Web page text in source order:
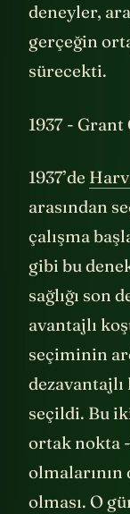
deneyler,
gerçeğin
sürecekti.
1937 - Grant
1937’de
arasından
çalışma
gibi bu
sağlığı son
avantajlı
seçiminin
dezavantajlı
seçildi. Bu
ortak nokta -
olmalarının
olması. O